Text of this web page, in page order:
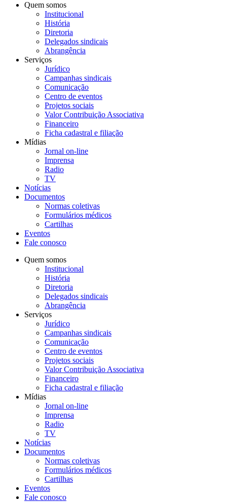
Quem somos
Institucional
História
Diretoria
Delegados sindicais
Abrangência
Serviços
Jurídico
Campanhas sindicais
Comunicação
Centro de eventos
Projetos sociais
Valor Contribuição Associativa
Financeiro
Ficha cadastral e filiação
Mídias
Jornal on-line
Imprensa
Radio
TV
Notícias
Documentos
Normas coletivas
Formulários médicos
Cartilhas
Eventos
Fale conosco
Quem somos
Institucional
História
Diretoria
Delegados sindicais
Abrangência
Serviços
Jurídico
Campanhas sindicais
Comunicação
Centro de eventos
Projetos sociais
Valor Contribuição Associativa
Financeiro
Ficha cadastral e filiação
Mídias
Jornal on-line
Imprensa
Radio
TV
Notícias
Documentos
Normas coletivas
Formulários médicos
Cartilhas
Eventos
Fale conosco